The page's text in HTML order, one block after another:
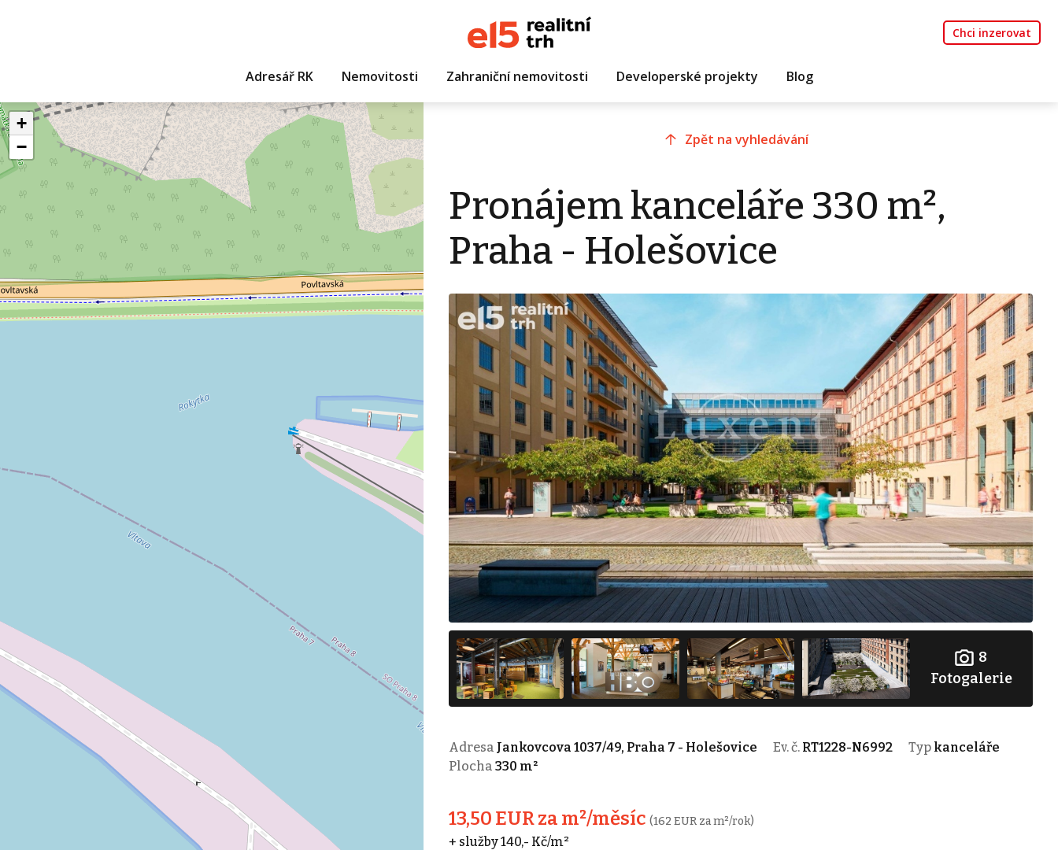
Chci inzerovat
Adresář RK Nemovitosti Zahraniční nemovitosti Developerské projekty Blog
+
−
Zpět na vyhledávání
Pronájem kanceláře 330 m²,
Praha - Holešovice
8
Fotogalerie
Adresa Jankovcova 1037/49, Praha 7 - Holešovice Ev. č. RT1228-N6992 Typ kanceláře
Plocha 330 m²
13,50 EUR za m²/měsíc (162 EUR za m²/rok)
+ služby 140,- Kč/m²